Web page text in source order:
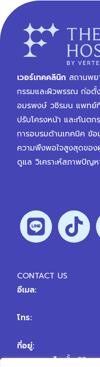
เวอร์เทคคลินิก สถานพ
กรรมและผิวพรรณ ก่อตั้
อมรพงษ์ วชิรมน แพทย์ที่
ปรับโครงหน้า และทันต
การอบรมด้านเทคนิค ข้อ
ความพึงพอใจสูงสุดของ
ดูแล วิเคราะห์สภาพปัญ
CONTACT US
อีเมล:
โทร:
ที่อยู่:
สาขา พญาไทชั้น 33 อา